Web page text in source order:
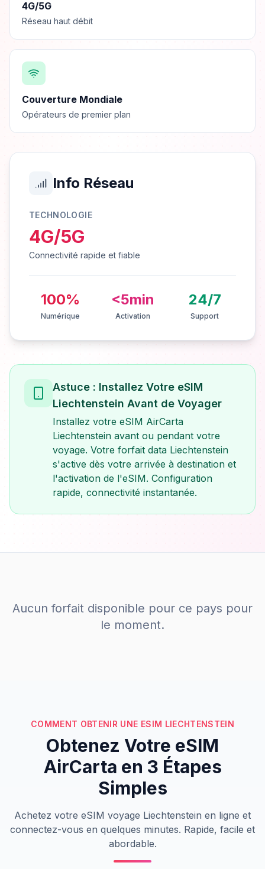
4G/5G
Réseau haut débit
Couverture Mondiale
Opérateurs de premier plan
Info Réseau
TECHNOLOGIE
4G/5G
Connectivité rapide et fiable
100%
Numérique
<5min
Activation
24/7
Support
Astuce : Installez Votre eSIM
Liechtenstein Avant de Voyager
Installez votre eSIM AirCarta
Liechtenstein avant ou pendant votre
voyage. Votre forfait data Liechtenstein
s'active dès votre arrivée à destination et
l'activation de l'eSIM. Configuration
rapide, connectivité instantanée.
Aucun forfait disponible pour ce pays pour
le moment.
COMMENT OBTENIR UNE ESIM LIECHTENSTEIN
Obtenez Votre eSIM
AirCarta en 3 Étapes
Simples
Achetez votre eSIM voyage Liechtenstein en ligne et
connectez-vous en quelques minutes. Rapide, facile et
abordable.